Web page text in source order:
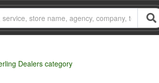
Dealers category